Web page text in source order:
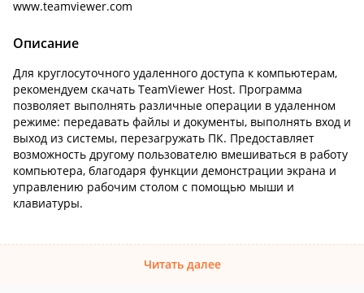
www.teamviewer.com
Описание
Для круглосуточного удаленного доступа к компьютерам,
рекомендуем скачать TeamViewer Host. Программа
позволяет выполнять различные операции в удаленном
режиме: передавать файлы и документы, выполнять вход и
выход из системы, перезагружать ПК. Предоставляет
возможность другому пользователю вмешиваться в работу
компьютера, благодаря функции демонстрации экрана и
управлению рабочим столом с помощью мыши и
клавиатуры.
Читать далее